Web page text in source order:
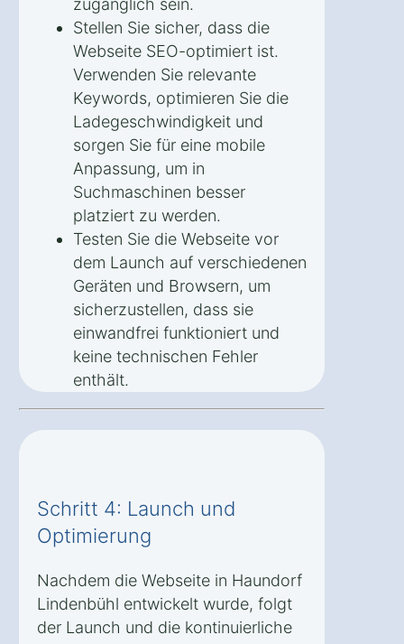
Stellen Sie sicher, dass die
Webseite SEO-optimiert ist.
Verwenden Sie relevante
Keywords, optimieren Sie die
Ladegeschwindigkeit und
sorgen Sie für eine mobile
Anpassung, um in
Suchmaschinen besser
platziert zu werden.
Testen Sie die Webseite vor
dem Launch auf verschiedenen
Geräten und Browsern, um
sicherzustellen, dass sie
einwandfrei funktioniert und
keine technischen Fehler
enthält.
Schritt 4: Launch und
Optimierung
Nachdem die Webseite in Haundorf
Lindenbühl entwickelt wurde, folgt
der Launch und die kontinuierliche